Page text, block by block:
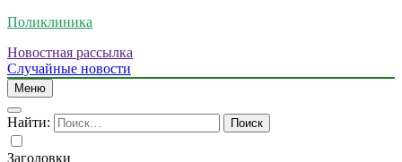
Поликлиника
Новостная рассылка
Случайные новости
Меню
Найти:
Заголовки